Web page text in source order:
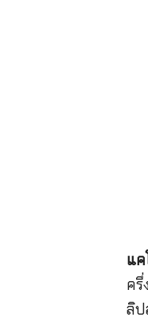
แค
ค
ลิป